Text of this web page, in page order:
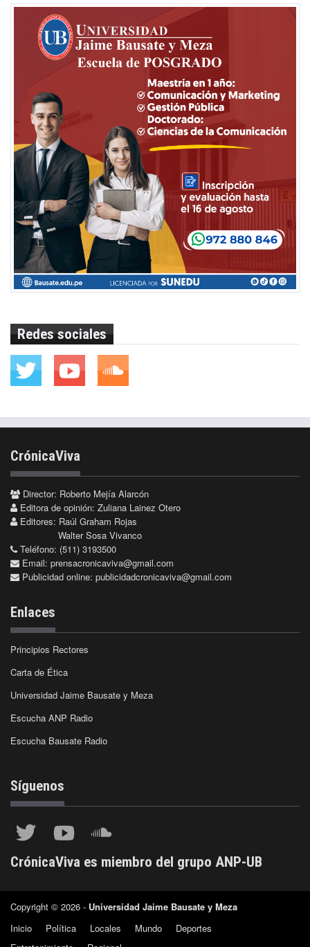
Redes sociales
CrónicaViva
Director: Roberto Mejía Alarcón
Editora de opinión: Zuliana Lainez Otero
Editores: Raúl Graham Rojas
Walter Sosa Vivanco
Teléfono: (511) 3193500
Email: prensacronicaviva@gmail.com
Publicidad online: publicidadcronicaviva@gmail.com
Enlaces
Principios Rectores
Carta de Ética
Universidad Jaime Bausate y Meza
Escucha ANP Radio
Escucha Bausate Radio
Síguenos
CrónicaViva es miembro del grupo ANP-UB
Copyright © 2026 - Universidad Jaime Bausate y Meza
Inicio
Política Locales Mundo
Deportes